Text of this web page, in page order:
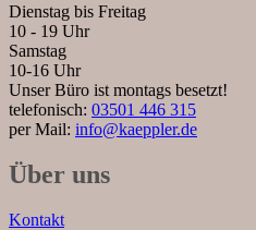
Dienstag bis Freitag
10 - 19 Uhr
Samstag
10-16 Uhr
Unser Büro ist montags besetzt!
telefonisch: 03501 446 315
per Mail: info@kaeppler.de
Über uns
Kontakt